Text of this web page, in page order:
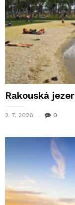
Rakouská
2. 7. 2026 0